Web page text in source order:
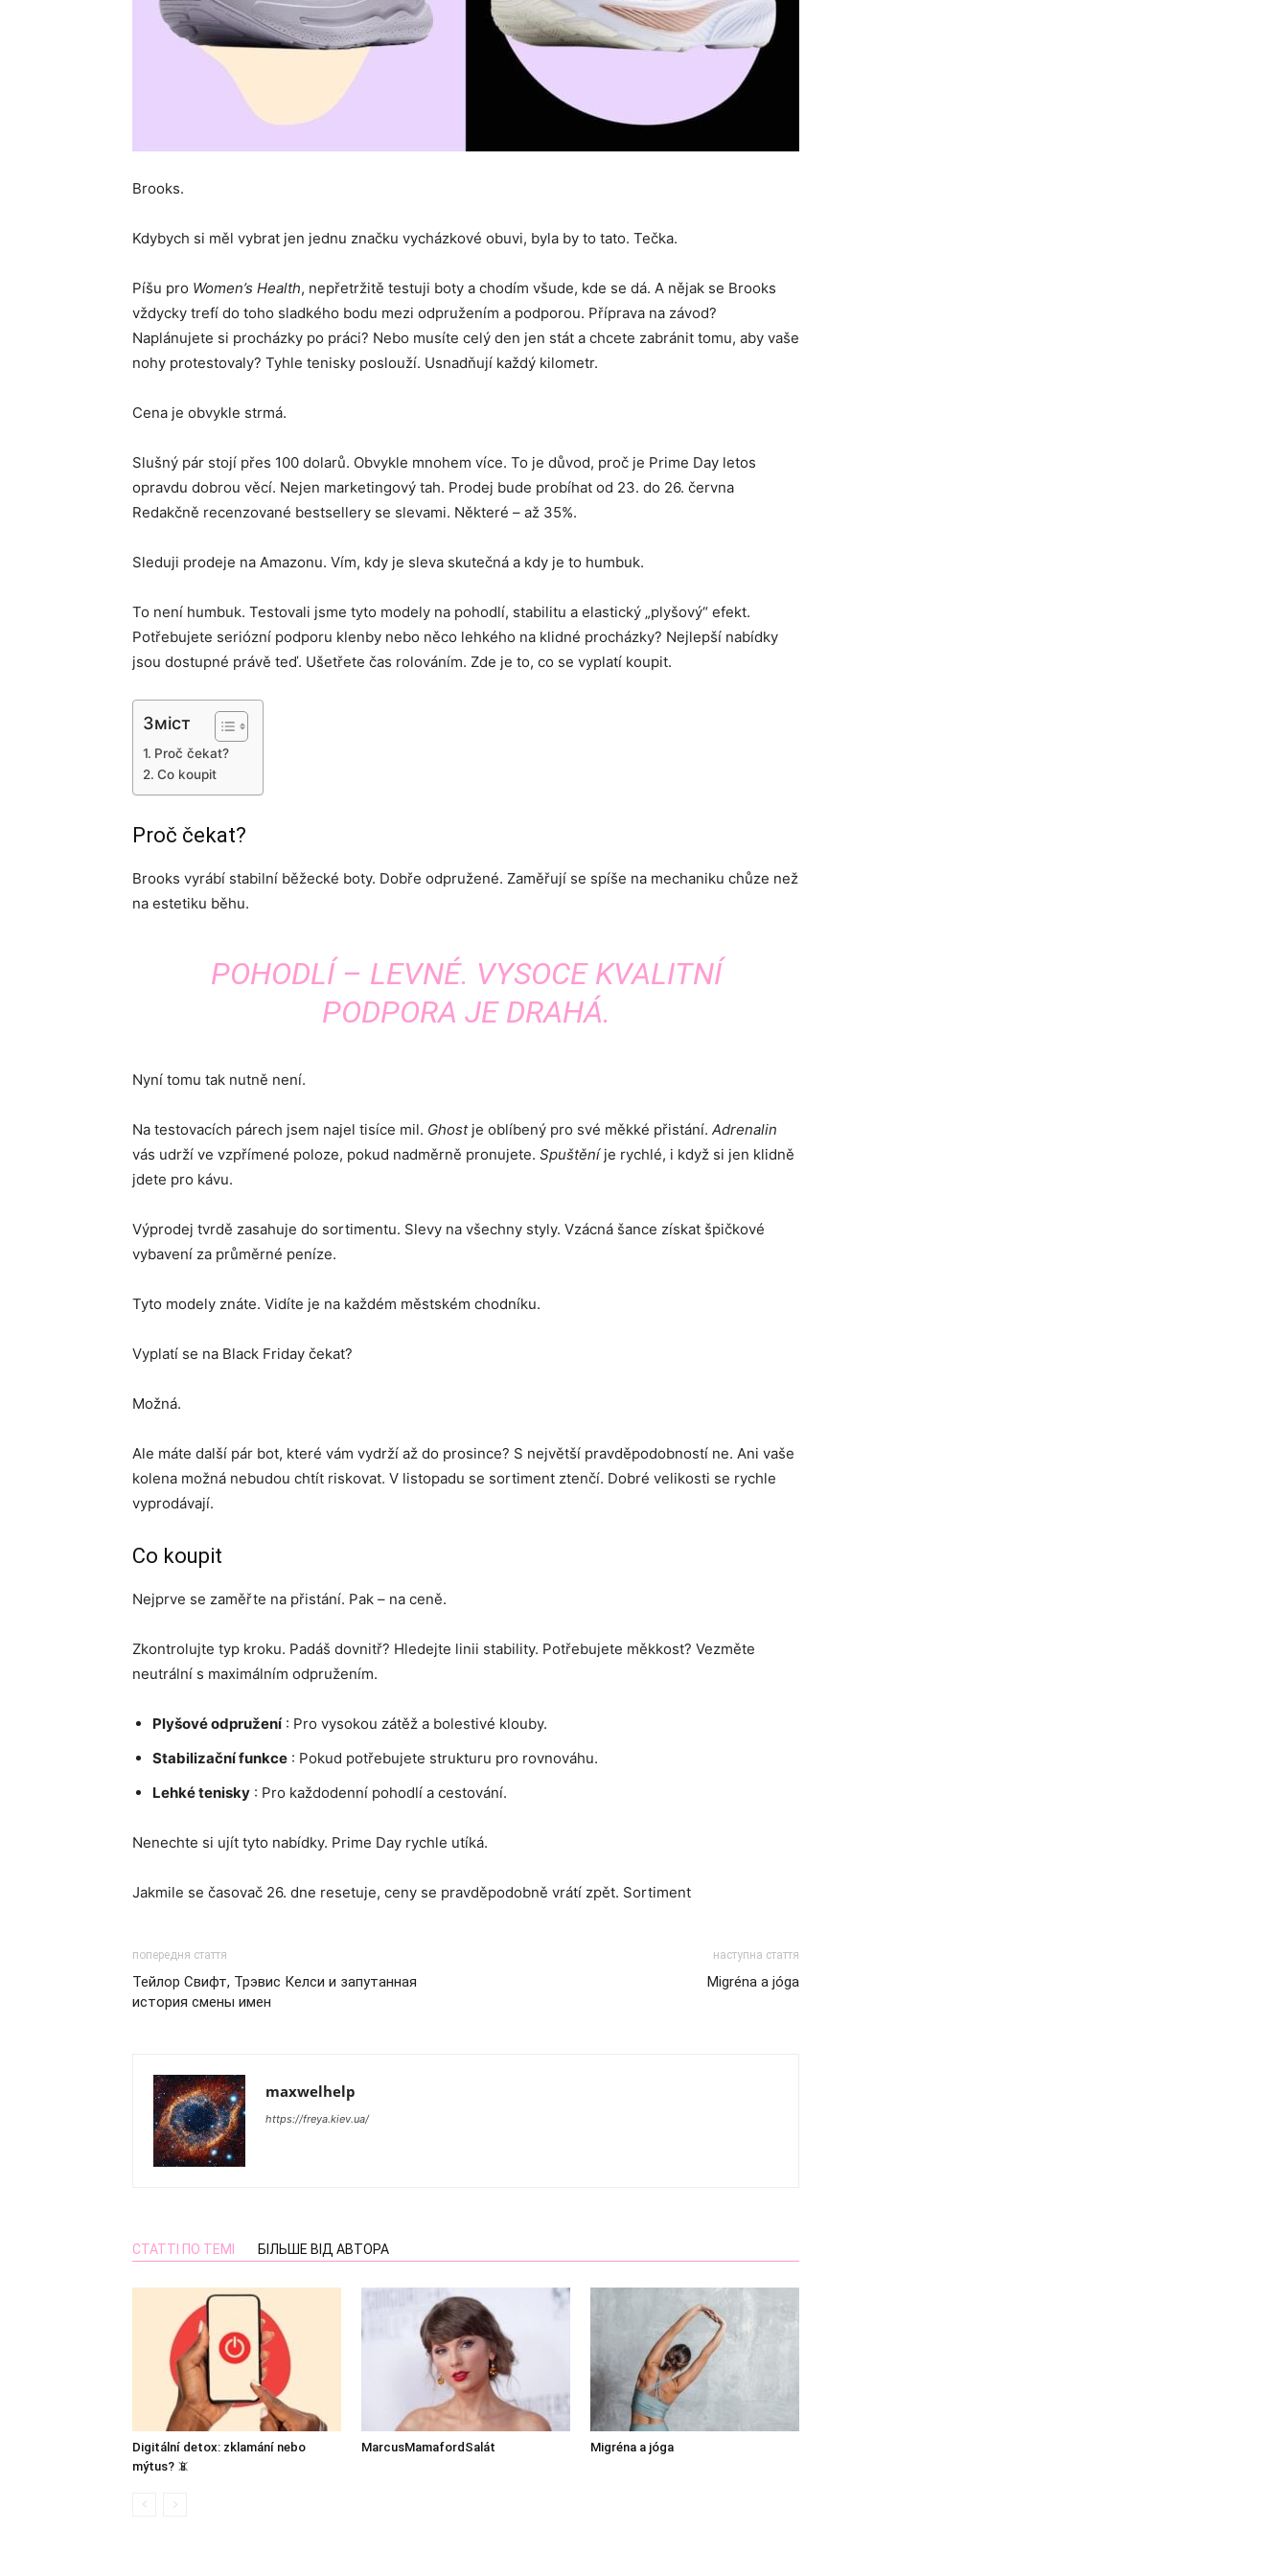
Brooks.
Kdybych si měl vybrat jen jednu značku vycházkové obuvi, byla by to tato. Tečka.
Píšu pro Women’s Health, nepřetržitě testuji boty a chodím všude, kde se dá. A nějak se Brooks
vždycky trefí do toho sladkého bodu mezi odpružením a podporou. Příprava na závod?
Naplánujete si procházky po práci? Nebo musíte celý den jen stát a chcete zabránit tomu, aby vaše
nohy protestovaly? Tyhle tenisky poslouží. Usnadňují každý kilometr.
Cena je obvykle strmá.
Slušný pár stojí přes 100 dolarů. Obvykle mnohem více. To je důvod, proč je Prime Day letos
opravdu dobrou věcí. Nejen marketingový tah. Prodej bude probíhat od 23. do 26. června
Redakčně recenzované bestsellery se slevami. Některé – až 35%.
Sleduji prodeje na Amazonu. Vím, kdy je sleva skutečná a kdy je to humbuk.
To není humbuk. Testovali jsme tyto modely na pohodlí, stabilitu a elastický „plyšový“ efekt.
Potřebujete seriózní podporu klenby nebo něco lehkého na klidné procházky? Nejlepší nabídky
jsou dostupné právě teď. Ušetřete čas rolováním. Zde je to, co se vyplatí koupit.
Зміст
Proč čekat?
Co koupit
Proč čekat?
Brooks vyrábí stabilní běžecké boty. Dobře odpružené. Zaměřují se spíše na mechaniku chůze než
na estetiku běhu.
POHODLÍ – LEVNÉ. VYSOCE KVALITNÍ
PODPORA JE DRAHÁ.
Nyní tomu tak nutně není.
Na testovacích párech jsem najel tisíce mil. Ghostje oblíbený pro své měkké přistání. Adrenalin
vás udrží ve vzpřímené poloze, pokud nadměrně pronujete. Spuštěníje rychlé, i když si jen klidně
jdete pro kávu.
Výprodej tvrdě zasahuje do sortimentu. Slevy na všechny styly. Vzácná šance získat špičkové
vybavení za průměrné peníze.
Tyto modely znáte. Vidíte je na každém městském chodníku.
Vyplatí se na Black Friday čekat?
Možná.
Ale máte další pár bot, které vám vydrží až do prosince? S největší pravděpodobností ne. Ani vaše
kolena možná nebudou chtít riskovat. V listopadu se sortiment ztenčí. Dobré velikosti se rychle
vyprodávají.
Co koupit
Nejprve se zaměřte na přistání. Pak – na ceně.
Zkontrolujte typ kroku. Padáš dovnitř? Hledejte linii stability. Potřebujete měkkost? Vezměte
neutrální s maximálním odpružením.
Plyšové odpružení: Pro vysokou zátěž a bolestivé klouby.
Stabilizační funkce : Pokud potřebujete strukturu pro rovnováhu.
Lehké tenisky : Pro každodenní pohodlí a cestování.
Nenechte si ujít tyto nabídky. Prime Day rychle utíká.
Jakmile se časovač 26. dne resetuje, ceny se pravděpodobně vrátí zpět. Sortiment
попередня стаття
Тейлор Свифт, Трэвис Келси и запутанная
история смены имен
наступна стаття
Migréna a jóga
maxwelhelp
https://freya.kiev.ua/
СТАТТІ ПО ТЕМІ БІЛЬШЕ ВІД АВТОРА
Digitální detox: zklamání nebo
mýtus? 📵
MarcusMamafordSalát Migréna a jóga